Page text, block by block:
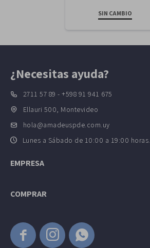
SIN CAMBIO
  
¿Necesitas ayuda?
2711 57 89 - +598 91 941 675
Ellauri 500, Montevideo
hola@amadeuspde.com.uy
Lunes a Sábado de 10:00 a 19:00 horas.
EMPRESA
COMPRAR